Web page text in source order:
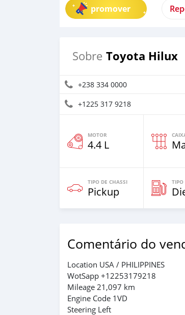
promover
Sobre Toyota Hilux
+238 334 0000
+1225 317 9218
MOTOR
4.4 L
TIPO DE CHASSI
Pickup
Comentário do
Location USA / PHILIPPINES
WotSapp +12253179218
Mileage 21,097 km
Engine Code 1VD
Steering Left